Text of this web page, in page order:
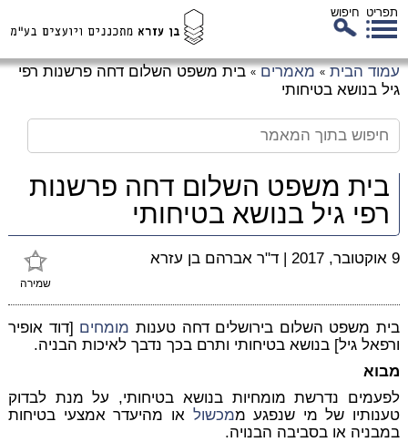
תפריט חיפוש
עמוד הבית » מאמרים » בית משפט השלום דחה פרשנות רפי
גיל בנושא בטיחותי
בית משפט השלום דחה פרשנות
רפי גיל בנושא בטיחותי
שמירה
9 אוקטובר, 2017 | ד"ר אברהם בן עזרא
בית משפט השלום בירושלים דחה טענות מומחים [דוד אופיר
ורפאל גיל] בנושא בטיחותי ותרם בכך נדבך לאיכות הבניה.
מבוא
לפעמים נדרשת מומחיות בנושא בטיחותי, על מנת לבדוק
טענותיו של מי שנפגע ממכשול או מהיעדר אמצעי בטיחות
במבניה או בסביבה הבנויה.